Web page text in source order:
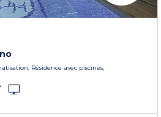
Résidence avec piscines,